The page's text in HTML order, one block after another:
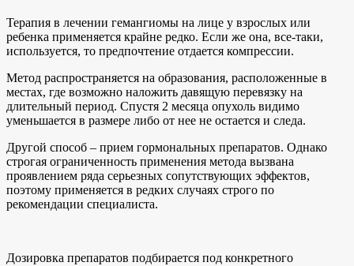
Терапия в лечении гемангиомы на лице у взрослых или
ребенка применяется крайне редко. Если же она, все-таки,
используется, то предпочтение отдается компрессии.
Метод распространяется на образования, расположенные в
местах, где возможно наложить давящую перевязку на
длительный период. Спустя 2 месяца опухоль видимо
уменьшается в размере либо от нее не остается и следа.
Другой способ – прием гормональных препаратов. Однако
строгая ограниченность применения метода вызвана
проявлением ряда серьезных сопутствующих эффектов,
поэтому применяется в редких случаях строго по
рекомендации специалиста.
Дозировка препаратов подбирается под конкретного